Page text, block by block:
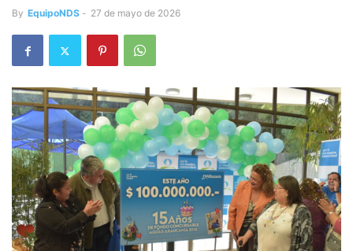
By EquipoNDS - 27 de mayo de 2026